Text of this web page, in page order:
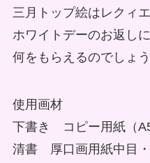
三月トップ絵はレクィエ
ホワイトデーのお返し
何をもらえるのでしょう
使用画材
下書き コピー用紙（
清書 厚口画用紙中目